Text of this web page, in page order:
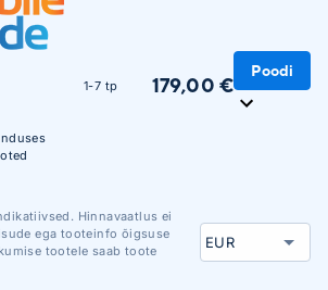
1-7 tp 179,00 €
Poodi
Hinnavaatlus ei
ega tooteinfo õigsuse
tootele saab toote